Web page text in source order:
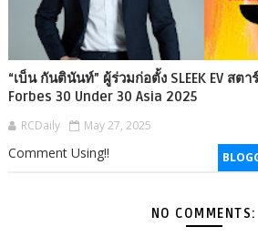
“เบ็น กันตินันท์” ผู้ร่วมก่อตั้ง SLEEK EV ส
Forbes 30 Under 30 Asia 2025
RCDaily May 27, 2025
Comment Using!!
NO COMMENTS: